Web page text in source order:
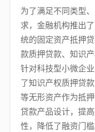
为了满足不同类型
求，金融机构推出
统的固定资产抵押
款质押贷款、知识
针对科技型小微企
了知识产权质押贷
等无形资产作为抵
贷款产品设计，提
性，降低了融资门槛